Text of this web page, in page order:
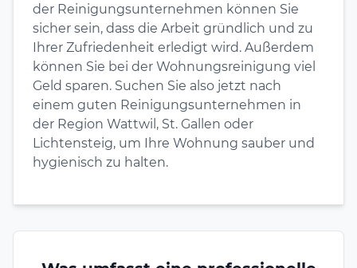
der Reinigungsunternehmen können Sie
sicher sein, dass die Arbeit gründlich und zu
Ihrer Zufriedenheit erledigt wird. Außerdem
können Sie bei der Wohnungsreinigung viel
Geld sparen. Suchen Sie also jetzt nach
einem guten Reinigungsunternehmen in
der Region Wattwil, St. Gallen oder
Lichtensteig, um Ihre Wohnung sauber und
hygienisch zu halten.